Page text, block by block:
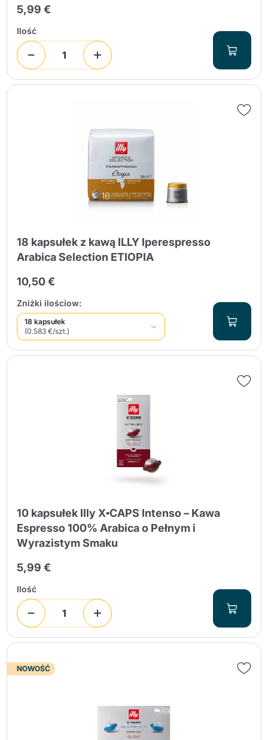
5,99 €
Ilość
18 kapsułek z kawą ILLY Iperespresso
Arabica Selection ETIOPIA
10,50 €
Zniżki ilościow:
18 kapsułek
(0.583 €/szt.)
10 kapsułek Illy X▪CAPS Intenso – Kawa
Espresso 100% Arabica o Pełnym i
Wyrazistym Smaku
5,99 €
Ilość
NOWOŚĆ